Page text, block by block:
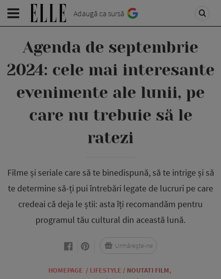
Adaugă ca sursă
Agenda de septembrie
2024: cele mai interesante
evenimente ale lunii, pe
care nu trebuie să le
ratezi
Filme și seriale care să te binedispună, să te intrige și să
te determine să-ți pui întrebări legate de lucruri pe care
credeai că deja le știi: asta îți recomandăm pentru
programul tău cultural din această lună.
HOMEPAGE / LIFESTYLE / NOUTATI FILM,
Urmărește-ne